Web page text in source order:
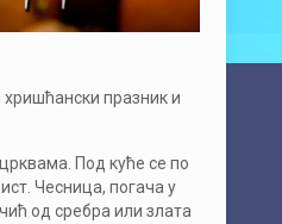
празник и
Под куће се по
Чесница, погача у
од сребра или злата